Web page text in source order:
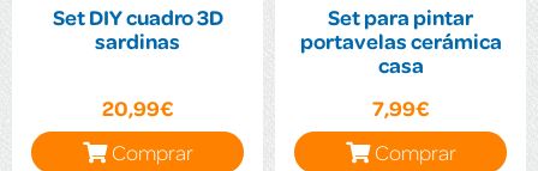
Set DIY cuadro 3D
sardinas
20,99€
Comprar
Set para pintar
portavelas cerámica
casa
7,99€
Comprar